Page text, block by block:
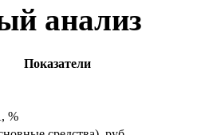
анализ
Показатели
%